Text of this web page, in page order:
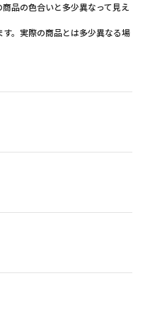
品の色合いと多少異なって見え
。実際の商品とは多少異なる場